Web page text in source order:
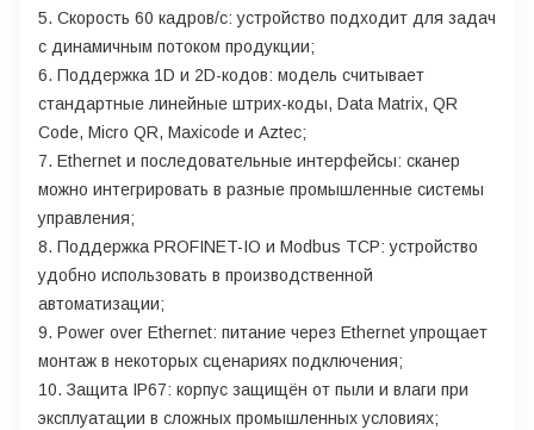
5. Скорость 60 кадров/с: устройство подходит для задач
с динамичным потоком продукции;
6. Поддержка 1D и 2D-кодов: модель считывает
стандартные линейные штрих-коды, Data Matrix, QR
Code, Micro QR, Maxicode и Aztec;
7. Ethernet и последовательные интерфейсы: сканер
можно интегрировать в разные промышленные системы
управления;
8. Поддержка PROFINET-IO и Modbus TCP: устройство
удобно использовать в производственной
автоматизации;
9. Power over Ethernet: питание через Ethernet упрощает
монтаж в некоторых сценариях подключения;
10. Защита IP67: корпус защищён от пыли и влаги при
эксплуатации в сложных промышленных условиях;